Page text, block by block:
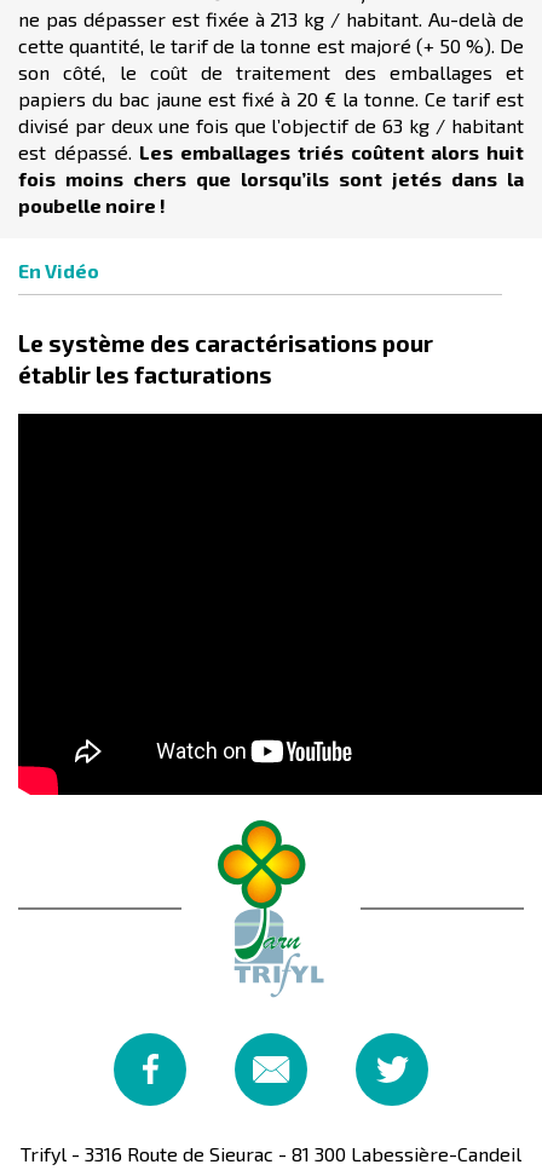
ne pas dépasser est fixée à 213 kg / habitant. Au-delà de
cette quantité, le tarif de la tonne est majoré (+ 50 %). De
son côté, le coût de traitement des emballages et
papiers du bac jaune est fixé à 20 € la tonne. Ce tarif est
divisé par deux une fois que l’objectif de 63 kg / habitant
est dépassé. Les emballages triés coûtent alors huit
fois moins chers que lorsqu’ils sont jetés dans la
poubelle noire !
En Vidéo
Le système des caractérisations pour
établir les facturations
Trifyl - 3316 Route de Sieurac - 81 300 Labessière-Candeil